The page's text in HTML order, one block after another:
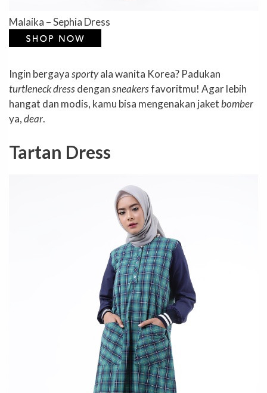
Malaika – Sephia Dress
Ingin bergayasportyala wanita Korea? Padukan
turtleneck dressdengansneakersfavoritmu! Agar lebih
hangat dan modis, kamu bisa mengenakan jaketbomber
ya,dear.
Tartan Dress